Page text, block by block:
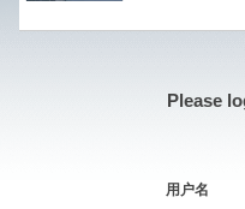
Please
用户名